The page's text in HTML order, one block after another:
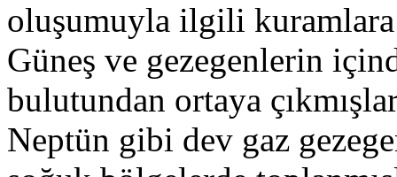
oluşumuyla ilgili
Güneş ve gezegenlerin
bulutundan ortaya
Neptün gibi dev gaz